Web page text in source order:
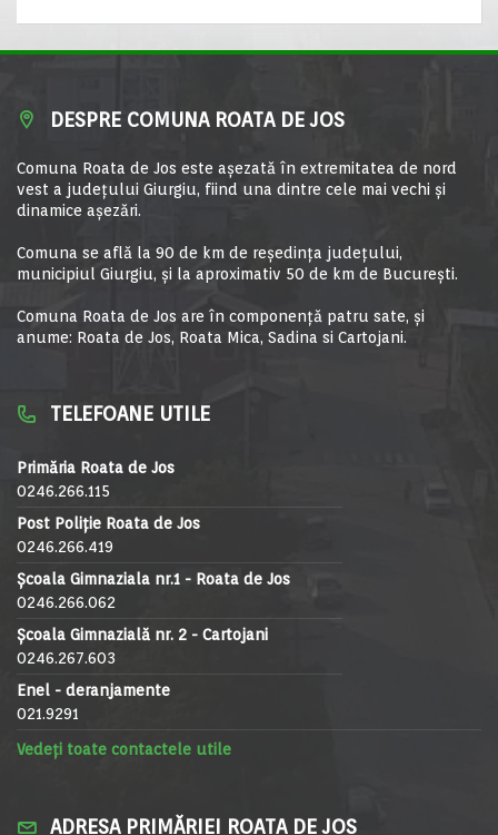
DESPRE COMUNA ROATA DE JOS
Comuna Roata de Jos este aşezată în extremitatea de nord
vest a judeţului Giurgiu, fiind una dintre cele mai vechi şi
dinamice aşezări.
Comuna se află la 90 de km de reşedinţa judeţului,
municipiul Giurgiu, şi la aproximativ 50 de km de Bucureşti.
Comuna Roata de Jos are în componență patru sate, și
anume: Roata de Jos, Roata Mica, Sadina si Cartojani.
TELEFOANE UTILE
Primăria Roata de Jos
0246.266.115
Post Poliție Roata de Jos
0246.266.419
Școala Gimnaziala nr.1 - Roata de Jos
0246.266.062
Școala Gimnazială nr. 2 - Cartojani
0246.267.603
Enel - deranjamente
021.9291
Vedeți toate contactele utile
ADRESA PRIMĂRIEI ROATA DE JOS